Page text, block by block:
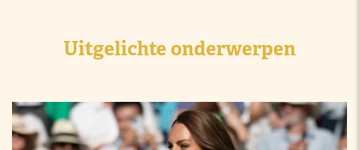
Uitgelichte onderwerpen